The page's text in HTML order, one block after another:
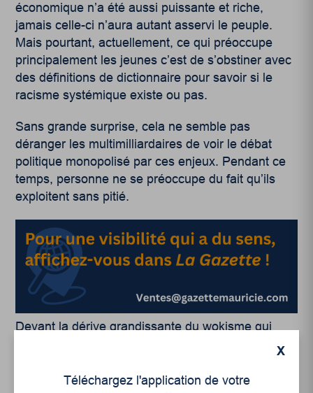
économique n’a été aussi puissante et riche,
jamais celle-ci n’aura autant asservi le peuple.
Mais pourtant, actuellement, ce qui préoccupe
principalement les jeunes c’est de s’obstiner avec
des définitions de dictionnaire pour savoir si le
racisme systémique existe ou pas.
Sans grande surprise, cela ne semble pas
déranger les multimilliardaires de voir le débat
politique monopolisé par ces enjeux. Pendant ce
temps, personne ne se préoccupe du fait qu’ils
exploitent sans pitié.
Devant la dérive grandissante du wokisme qui
est en notre pouvoir pour remettre les luttes
X
Téléchargez l'application de votre